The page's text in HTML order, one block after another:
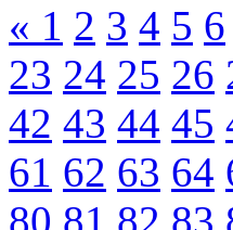
« 1 2 3 4 5 6
23 24 25 26
42 43 44 45
61 62 63 64
80 81 82 83